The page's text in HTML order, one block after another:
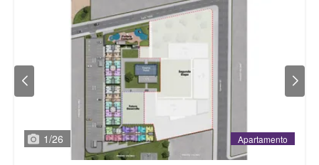
Apartamento
Apartamento
1/26